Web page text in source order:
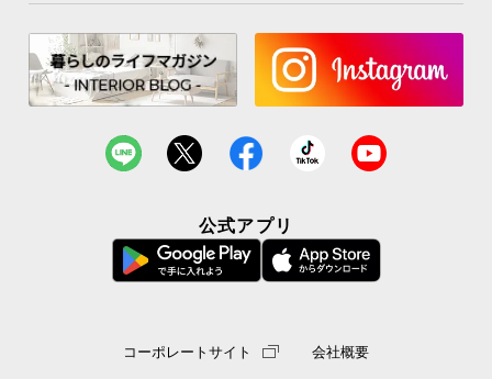
公式アプリ
コーポレートサイト 会社概要